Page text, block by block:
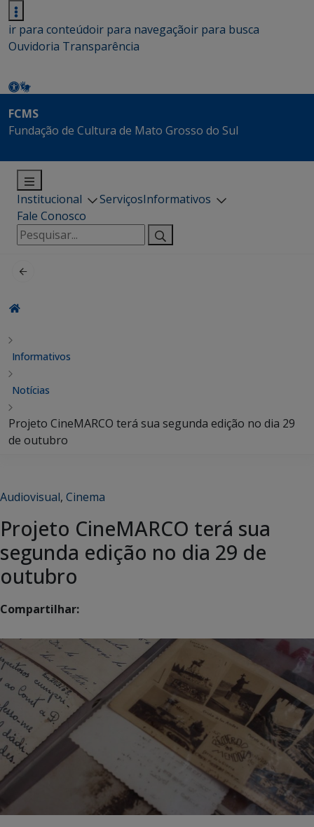
ir para conteúdoir para navegaçãoir para busca
Ouvidoria Transparência
FCMS
Fundação de Cultura de Mato Grosso do Sul
Institucional ServiçosInformativos
Fale Conosco
Pesquisar
por:
Informativos
Notícias
Projeto CineMARCO terá sua segunda edição no dia 29
de outubro
Audiovisual, Cinema
Projeto CineMARCO terá sua
segunda edição no dia 29 de
outubro
Compartilhar: